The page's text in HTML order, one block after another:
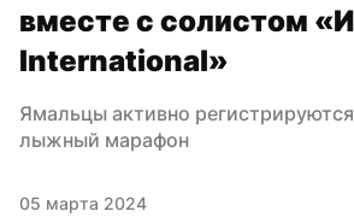
вместе с солистом
International»
Ямальцы активно
лыжный марафон
05 марта 2024